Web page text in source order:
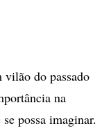
do passado
na
possa imaginar.